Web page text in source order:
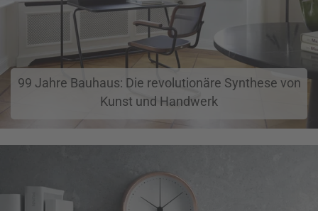
99 Jahre Bauhaus: Die revolutionäre Synthese von
Kunst und Handwerk